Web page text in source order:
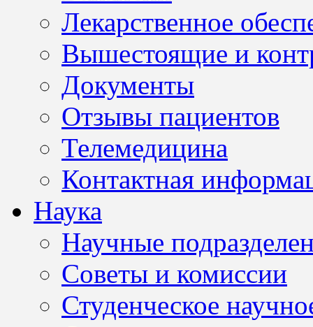
Лекарственное
Вышестоящие и
Документы
Отзывы пациентов
Телемедицина
Контактная
Наука
Научные
Советы и комиссии
Студенческое